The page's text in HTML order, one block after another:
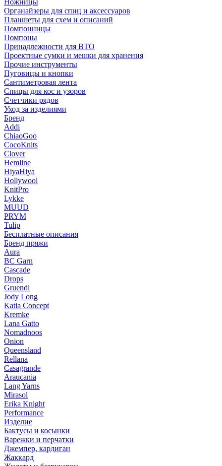
Ножницы
Органайзеры для спиц и аксессуаров
Планшеты для схем и описаний
Помпонницы
Помпоны
Принадлежности для ВТО
Проектные сумки и мешки для хранения
Прочие инструменты
Пуговицы и кнопки
Сантиметровая лента
Спицы для кос и узоров
Счетчики рядов
Уход за изделиями
Бренд
Addi
ChiaoGoo
CocoKnits
Clover
Hemline
HiyaHiya
Hollywool
KnitPro
Lykke
MUUD
PRYM
Tulip
Бесплатные описания
Бренд пряжи
Aura
BC Garn
Cascade
Drops
Gruendl
Jody Long
Katia Concept
Kremke
Lana Gatto
Nomadnoos
Onion
Queensland
Rellana
Casagrande
Araucania
Lang Yarns
Mirasol
Erika Knight
Performance
Изделие
Бактусы и косынки
Варежки и перчатки
Джемпер, кардиган
Жаккард